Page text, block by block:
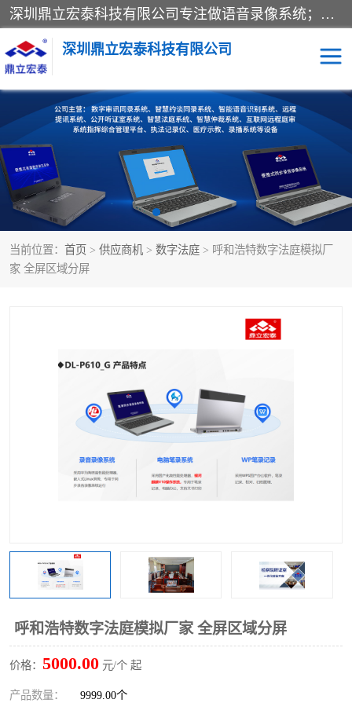
深圳鼎立宏泰科技有限公司专注做语音录像系统；主要服务有：约谈室同步录音录像系统、设计数字询问同步录音录像、数字约谈室同步录音录像、公开听证室、智慧庭审、智能语音识别转写、远程提讯（提审）、记录仪、远程指挥综合管理平台、录播系统等
深圳鼎立宏泰科技有限公司
当前位置： 首页 > 供应商机 > 数字法庭 > 呼和浩特数字法庭模拟厂
家 全屏区域分屏
呼和浩特数字法庭模拟厂家 全屏区域分屏
价格： 5000.00 元/个 起
产品数量： 9999.00个
同步录音录像设备 便携式审讯设备
数字法庭 听证室
远程提讯 语音识别